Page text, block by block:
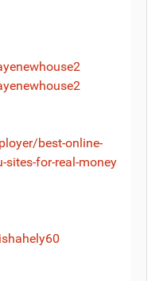
best-online-
sites-for-real-money